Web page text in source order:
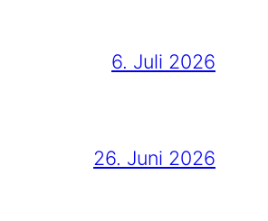
6. Juli 2026
26. Juni 2026